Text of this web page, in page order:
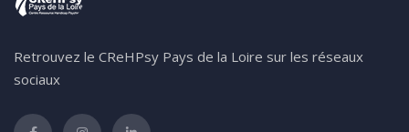
Retrouvez le CReHPsy Pays de la Loire sur les réseaux
sociaux